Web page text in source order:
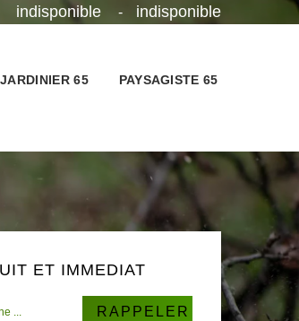
indisponible - indisponible
JARDINIER 65 PAYSAGISTE 65
ET IMMEDIAT